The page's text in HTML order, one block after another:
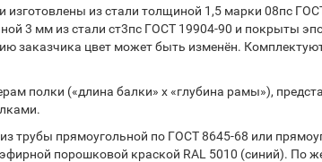
изготовлены из стали толщиной 1,5 марки 08пс
3 мм из стали ст3пс ГОСТ 19904-90 и покрыты
заказчика цвет может быть изменён.
полки («длина балки» х «глубина рамы»),
трубы прямоугольной по ГОСТ 8645-68 или
порошковой краской RAL 5010 (синий). По